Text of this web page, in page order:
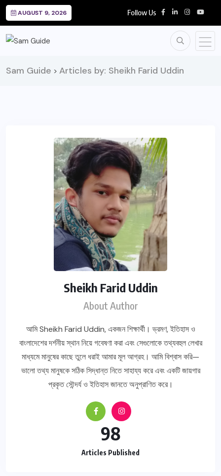
AUGUST 9, 2026 Follow Us
Sam Guide > Articles by: Sheikh Farid Uddin
Sheikh Farid Uddin
About Author
আমি Sheikh Farid Uddin, একজন শিক্ষার্থী। ভ্রমণ, ইতিহাস ও
বাংলাদেশের দর্শনীয় স্থান নিয়ে গবেষণা করা এবং সেগুলোকে তথ্যবহুল লেখার
মাধ্যমে মানুষের কাছে তুলে ধরাই আমার মূল আগ্রহ। আমি বিশ্বাস করি—
ভালো তথ্য মানুষকে সঠিক সিদ্ধান্ত নিতে সাহায্য করে এবং একটি জায়গার
প্রকৃত সৌন্দর্য ও ইতিহাস জানতে অনুপ্রাণিত করে।
98
Articles Published